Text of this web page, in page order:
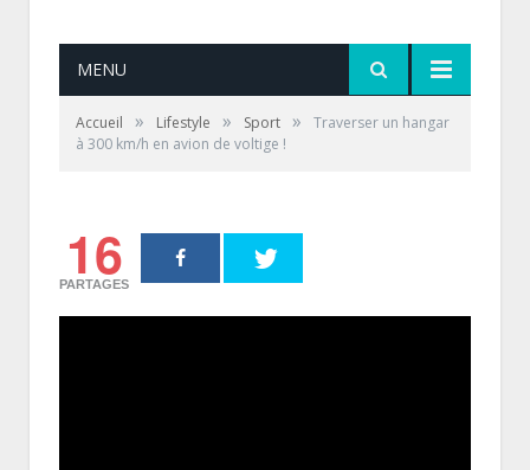
MENU
Accueil » Lifestyle » Sport »
Traverser un hangar
à 300 km/h en avion de voltige !
16
PARTAGES